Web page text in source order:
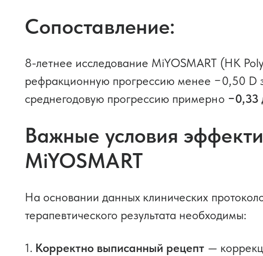
Сопоставление:
8-летнее исследование MiYOSMART (HK
рефракционную прогрессию менее −0,50 D
среднегодовую прогрессию примерно −0,33
Важные условия
MiYOSMART
На основании данных клинических
терапевтического результата необходимы:
Корректно выписанный рецепт —